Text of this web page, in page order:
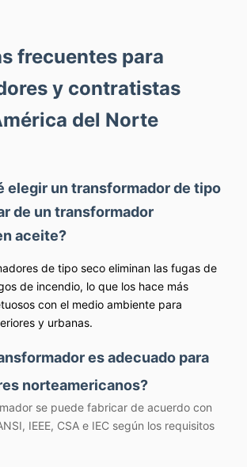
frecuentes para
y contratistas
del Norte
elegir un transformador de tipo
de un transformador
aceite?
de tipo seco eliminan las fugas de
de incendio, lo que los hace más
con el medio ambiente para
y urbanas.
es adecuado para
norteamericanos?
se puede fabricar de acuerdo con
IEEE, CSA e IEC según los requisitos